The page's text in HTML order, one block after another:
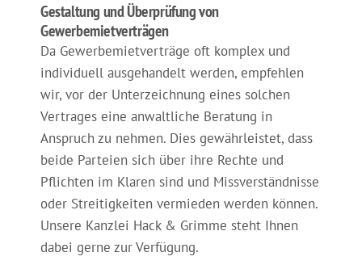
Gestaltung und Überprüfung von
Gewerbemietverträgen
Da Gewerbemietverträge oft komplex und
individuell ausgehandelt werden, empfehlen
wir, vor der Unterzeichnung eines solchen
Vertrages eine anwaltliche Beratung in
Anspruch zu nehmen. Dies gewährleistet, dass
beide Parteien sich über ihre Rechte und
Pflichten im Klaren sind und Missverständnisse
oder Streitigkeiten vermieden werden können.
Unsere Kanzlei Hack & Grimme steht Ihnen
dabei gerne zur Verfügung.